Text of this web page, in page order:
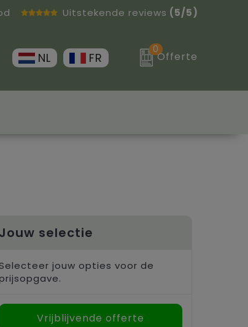
Uitstekende reviews (5/5)
NL FR
0
Offerte
Jouw selectie
jouw opties voor de
Vrijblijvende offerte